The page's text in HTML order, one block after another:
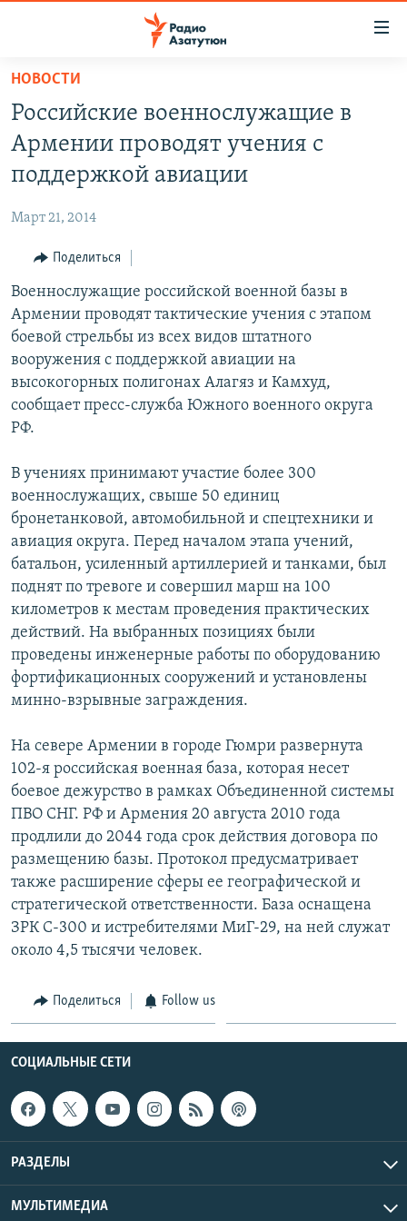
Перейти
основному
содержанию
Перейти
основной
навигации
Перейти
поиску
ПОЛИТИКА
ЭКОНОМИКА
РЕГИОН
НАГОРНЫЙ КАРАБАХ
КУЛЬТУРА
СПОРТ
АРХИВ
English
Русский
Все сайты Радио Азатутюн
НОВОСТИ
Российские военнослужащие в
Армении проводят учения с
поддержкой авиации
Март 21, 2014
Поделиться
Военнослужащие российской военной базы в
Армении проводят тактические учения с этапом
боевой стрельбы из всех видов штатного
вооружения с поддержкой авиации на
высокогорных полигонах Алагяз и Камхуд,
сообщает пресс-служба Южного военного округа
РФ.
В учениях принимают участие более 300
военнослужащих, свыше 50 единиц
бронетанковой, автомобильной и спецтехники и
авиация округа. Перед началом этапа учений,
батальон, усиленный артиллерией и танками, был
поднят по тревоге и совершил марш на 100
километров к местам проведения практических
действий. На выбранных позициях были
проведены инженерные работы по оборудованию
фортификационных сооружений и установлены
минно-взрывные заграждения.
На севере Армении в городе Гюмри развернута
102-я российская военная база, которая несет
боевое дежурство в рамках Объединенной системы
ПВО СНГ. РФ и Армения 20 августа 2010 года
продлили до 2044 года срок действия договора по
размещению базы. Протокол предусматривает
также расширение сферы ее географической и
стратегической ответственности. База оснащена
ЗРК С-300 и истребителями МиГ-29, на ней служат
около 4,5 тысячи человек.
Поделиться Follow us
СОЦИАЛЬНЫЕ СЕТИ
РАЗДЕЛЫ
МУЛЬТИМЕДИА